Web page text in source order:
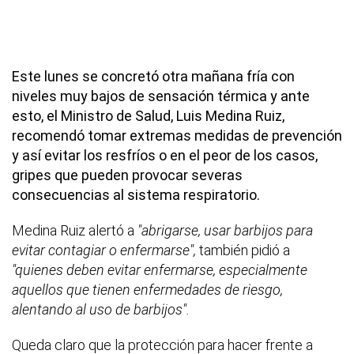
Este lunes se concretó otra mañana fría con
niveles muy bajos de sensación térmica y ante
esto, el Ministro de Salud, Luis Medina Ruiz,
recomendó tomar extremas medidas de prevención
y así evitar los resfríos o en el peor de los casos,
gripes que pueden provocar severas
consecuencias al sistema respiratorio.
Medina Ruiz alertó a "abrigarse, usar barbijos para
evitar contagiar o enfermarse", también pidió a
"quienes deben evitar enfermarse, especialmente
aquellos que tienen enfermedades de riesgo,
alentando al uso de barbijos".
Queda claro que la protección para hacer frente a